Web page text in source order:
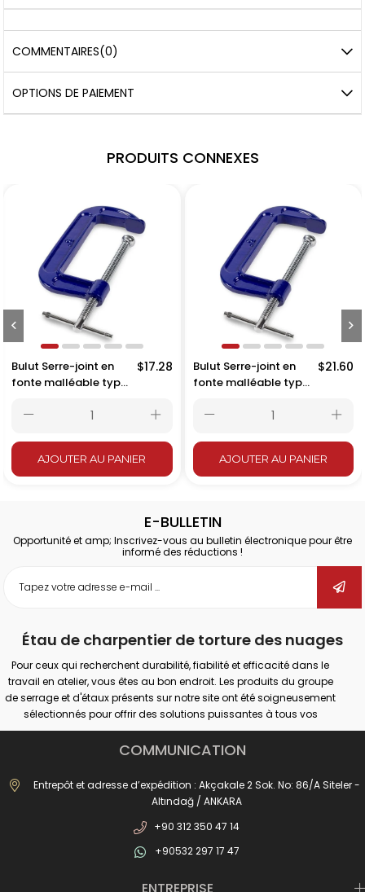
COMMENTAIRES(0)
OPTIONS DE PAIEMENT
PRODUITS CONNEXES
Bulut Serre-joint en
fonte malléable type
pouces – 125 mm
$17.28
AJOUTER AU PANIER
Bulut Serre-joint en
fonte malléable type
pouces – 150 mm
$21.60
AJOUTER AU PANIER
E-BULLETIN
Opportunité et amp; Inscrivez-vous au bulletin électronique pour être
informé des réductions !
Étau de charpentier de torture des nuages
Pour ceux qui recherchent durabilité, fiabilité et efficacité dans le
travail en atelier, vous êtes au bon endroit. Les produits du groupe
de serrage et d'étaux présents sur notre site ont été soigneusement
sélectionnés pour offrir des solutions puissantes à tous vos
besoins de fixation professionnels ou amateurs. Nos produits
offrent une adhérence sûre sur différentes surfaces telles que le
maximales dans de nombreux domaines tels que la menuiserie, le
soudage, le perçage, l'assemblage et la réparation.
Que vous effectuiez des travaux industriels de grande envergure
ou de simples réparations à domicile ; Avec la bonne pince et la
bonne pince, vous pouvez augmenter votre sécurité de travail et
obtenir des résultats plus précis. Vous pouvez trouver des
COMMUNICATION
Entrepôt et adresse d’expédition : Akçakale 2 Sok. No: 86/A Siteler -
Altındağ / ANKARA
+90 312 350 47 14
+90532 297 17 47